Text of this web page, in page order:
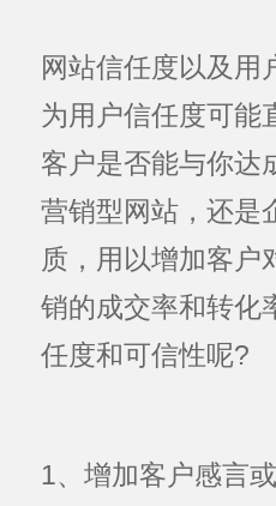
网站信任度以及用
为用户信任度可能
客户是否能与你达
营销型网站，还是
质，用以增加客户
销的成交率和转化
任度和可信性呢?
1、增加客户感言